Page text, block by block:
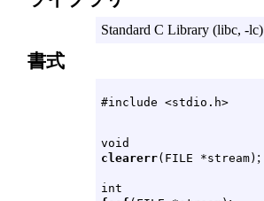
Standard C Library (libc, -lc)
書式
#include <stdio.h>
void
clearerr(FILE *stream) ;
int